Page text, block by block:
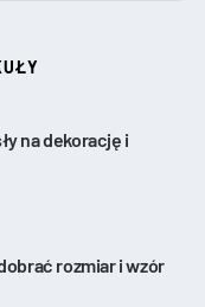
na dekorację i
rozmiar i wzór